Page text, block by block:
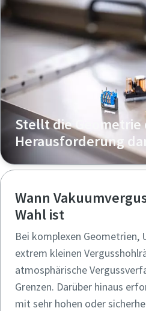
Stellt die Geometrie
Herausforderung
Wann
Wahl ist
Bei komplexen
extrem kleinen
atmosphärische
Grenzen. Darüber hinaus
mit sehr hohen oder